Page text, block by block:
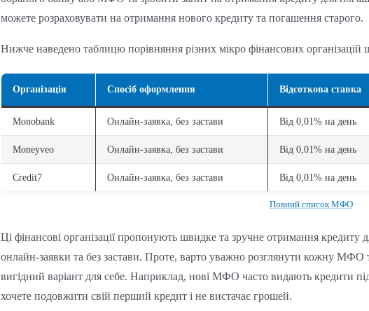
можете розраховувати на отримання нового кредиту та погашення старого.
Нижче наведено таблицю порівняння різних мікро фінансових
Організація Спосіб оформлення Відсоткова ставка
Monobank Онлайн-заявка, без застави Від 0,01% на день
Moneyveo Онлайн-заявка, без застави Від 0,01% на день
Credit7 Онлайн-заявка, без застави Від 0,01% на день
Повний список МФО
Ці фінансові організації пропонують швидке та зручне отримання
онлайн-заявки та без застави. Проте, варто уважно розглянути кожну МФО
вигідний варіант для себе. Наприклад, нові МФО часто видають кредити
хочете подовжити свій перший кредит і не вистачає грошей.